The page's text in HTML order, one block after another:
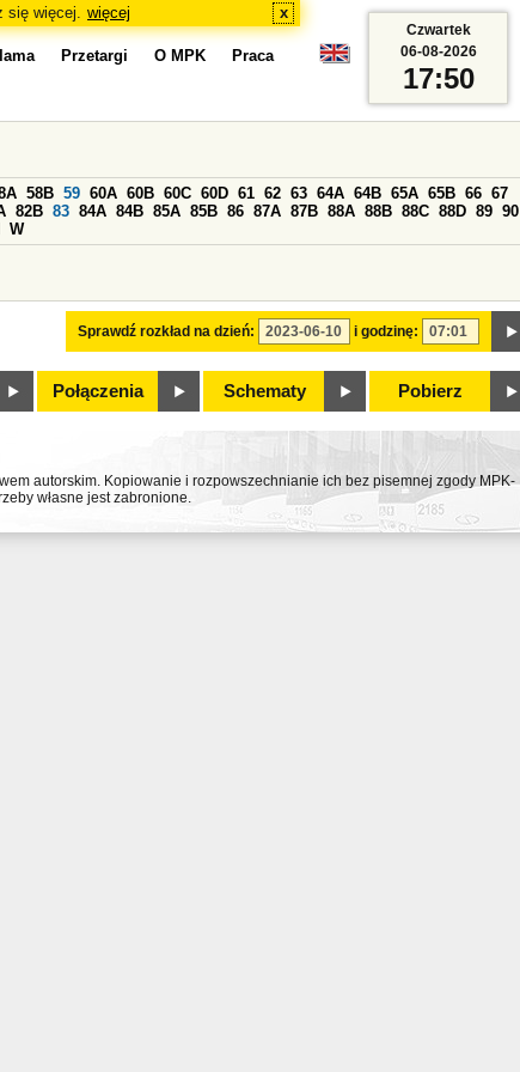
się więcej. więcej x
Przetargi O MPK Praca
Sprawdź rozkład na dzień: i godzinę:
58B 59 60A 60B 60C 60D 61 62 63 64A 64B 65A 65B 66 67
82B 83 84A 84B 85A 85B 86 87A 87B 88A 88B 88C 88D 89 90
W
Połączenia Schematy Pobierz
Czwartek
06-08-2026
17:50
autorskim. Kopiowanie i rozpowszechnianie ich bez pisemnej zgody MPK-
własne jest zabronione.